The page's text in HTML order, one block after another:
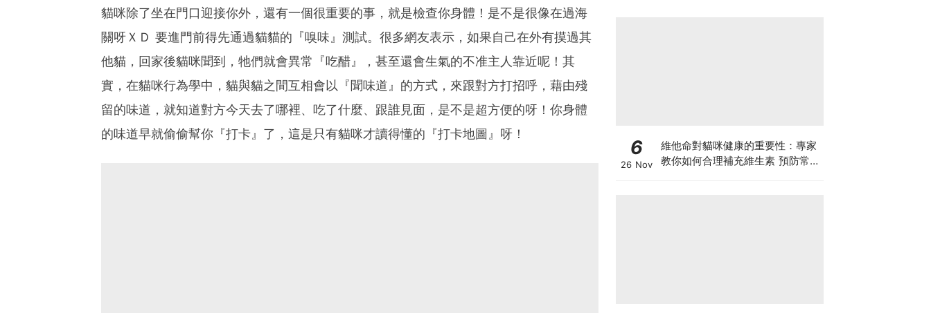
貓咪除了坐在門口迎接你外，還有一個很重要的事，就是檢查你身體！是不是很像在過海
關呀ＸＤ 要進門前得先通過貓貓的『嗅味』測試。很多網友表示，如果自己在外有摸過其
他貓，回家後貓咪聞到，牠們就會異常『吃醋』，甚至還會生氣的不准主人靠近呢！其
實，在貓咪行為學中，貓與貓之間互相會以『聞味道』的方式，來跟對方打招呼，藉由殘
留的味道，就知道對方今天去了哪裡、吃了什麼、跟誰見面，是不是超方便的呀！你身體
的味道早就偷偷幫你『打卡』了，這是只有貓咪才讀得懂的『打卡地圖』呀！
6
26 Nov
維他命對貓咪健康的重要性：專家
教你如何合理補充維生素 預防常見